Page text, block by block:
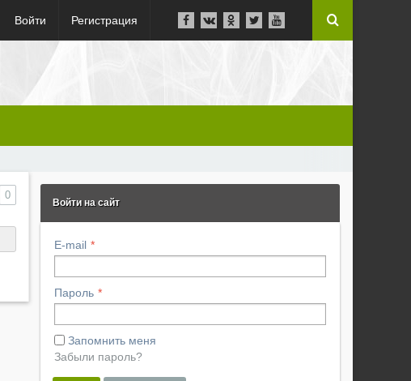
Войти Регистрация
0
Войти на сайт
E-mail
Пароль
Запомнить меня
Забыли пароль?